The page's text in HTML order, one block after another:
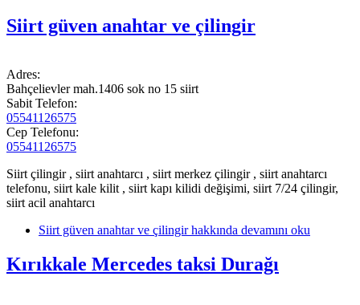
Siirt güven anahtar ve çilingir
Adres:
Bahçelievler mah.1406 sok no 15 siirt
Sabit Telefon:
05541126575
Cep Telefonu:
05541126575
Siirt çilingir , siirt anahtarcı , siirt merkez çilingir , siirt anahtarcı
telefonu, siirt kale kilit , siirt kapı kilidi değişimi, siirt 7/24 çilingir,
siirt acil anahtarcı
Siirt güven anahtar ve çilingir hakkında devamını oku
Kırıkkale Mercedes taksi Durağı